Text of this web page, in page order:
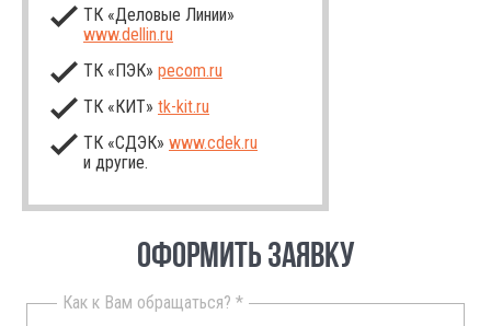
ТК «Деловые Линии»
www.dellin.ru
ТК «ПЭК» pecom.ru
ТК «КИТ» tk-kit.ru
ТК «СДЭК» www.cdek.ru
и другие.
ОФОРМИТЬ ЗАЯВКУ
Как к Вам обращаться? *